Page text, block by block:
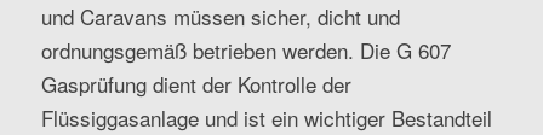
und Caravans müssen sicher, dicht und
ordnungsgemäß betrieben werden. Die G 607
Gasprüfung dient der Kontrolle der
Flüssiggasanlage und ist ein wichtiger Bestandteil